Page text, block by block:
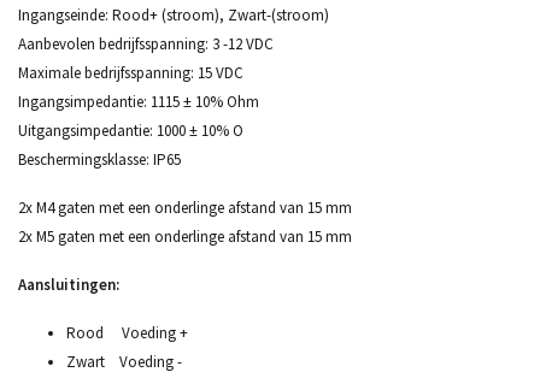
Ingangseinde: Rood+ (stroom), Zwart-(stroom)
Aanbevolen bedrijfsspanning: 3 -12 VDC
Maximale bedrijfsspanning: 15 VDC
Ingangsimpedantie: 1115 ± 10% Ohm
Uitgangsimpedantie: 1000 ± 10% O
Beschermingsklasse: IP65
2x M4 gaten met een onderlinge afstand van 15 mm
2x M5 gaten met een onderlinge afstand van 15 mm
Aansluitingen:
Rood Voeding +
Zwart Voeding -